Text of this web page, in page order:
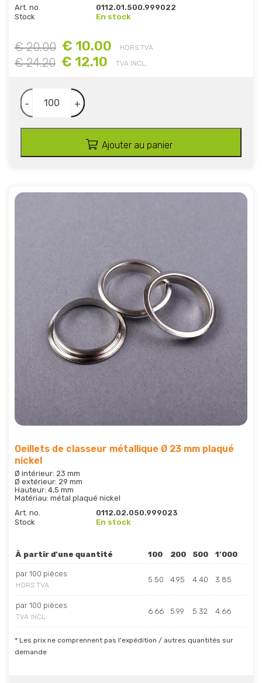
Art. no.
0112.01.500.999022
Stock
En stock
€ 20.00 € 10.00 HORS TVA
€ 24.20 € 12.10 TVA INCL.
- +
Ajouter au panier
Oeillets de classeur métallique Ø 23 mm plaqué
nickel
Ø intérieur: 23 mm
Ø extérieur: 29 mm
Hauteur: 4,5 mm
Matériau: métal plaqué nickel
Art. no.
0112.02.050.999023
Stock
En stock
À partir d’une quantité 100 200 500 1’000
par 100 pièces
HORS TVA
5.50 4.95 4.40 3.85
par 100 pièces
TVA INCL.
6.66 5.99 5.32 4.66
* Les prix ne comprennent pas l'expédition / autres quantités sur
demande